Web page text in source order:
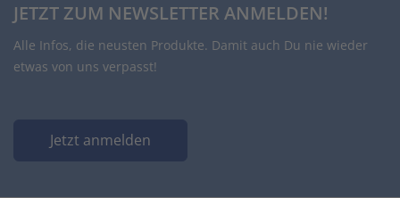
JETZT ZUM NEWSLETTER ANMELDEN!
Alle Infos, die neusten Produkte. Damit auch Du nie wieder
etwas von uns verpasst!
Jetzt anmelden